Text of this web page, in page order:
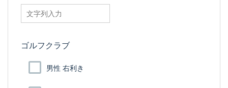
searchfilter_pro
ゴルフクラブ
男性 右利き